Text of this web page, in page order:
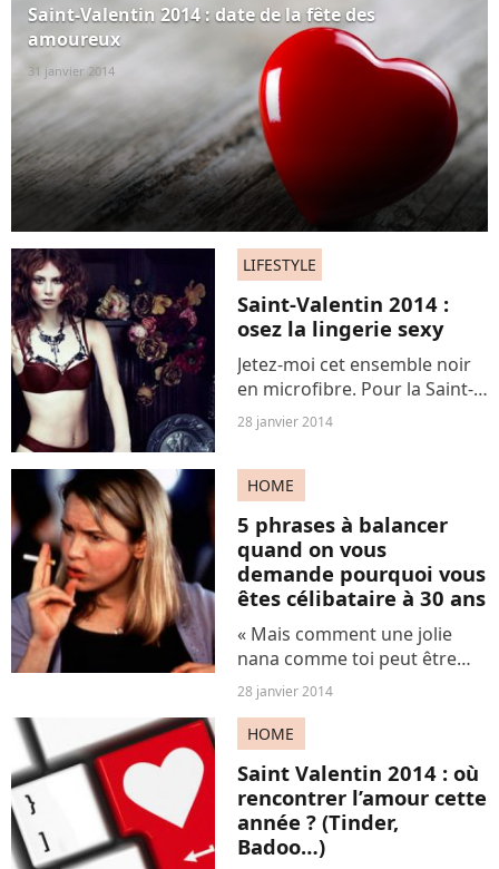
recettes : entrée, plat et
dessert pour un menu sur
mesure,...
Saint-Valentin 2014 : date de la fête des
amoureux
31 janvier 2014
LIFESTYLE
Saint-Valentin 2014 :
osez la lingerie sexy
Jetez-moi cet ensemble noir
en microfibre. Pour la Saint-
Valentin, place à la
nouveauté, aux tendances et
5 idées lingerie à tester pour
une nuit très...
28 janvier 2014
HOME
5 phrases à balancer
quand on vous
demande pourquoi vous
êtes célibataire à 30 ans
« Mais comment une jolie
nana comme toi peut être
encore toute seule ? » In-
com-pré-hen-sible ! Vous êtes
un cas désespéré, certes,
mais loin d'être isolé. Alors si
vos tontons et...
28 janvier 2014
HOME
Saint Valentin 2014 : où
rencontrer l’amour cette
année ? (Tinder,
Badoo…)